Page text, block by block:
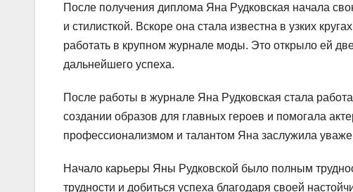
После получения диплома Яна Рудковская начала
и стилисткой. Вскоре она стала известна в узких
работать в крупном журнале моды. Это открыло ей
дальнейшего успеха.
После работы в журнале Яна Рудковская стала
создании образов для главных героев и помогала
профессионализмом и талантом Яна заслужила
Начало карьеры Яны Рудковской было полным
трудности и добиться успеха благодаря своей